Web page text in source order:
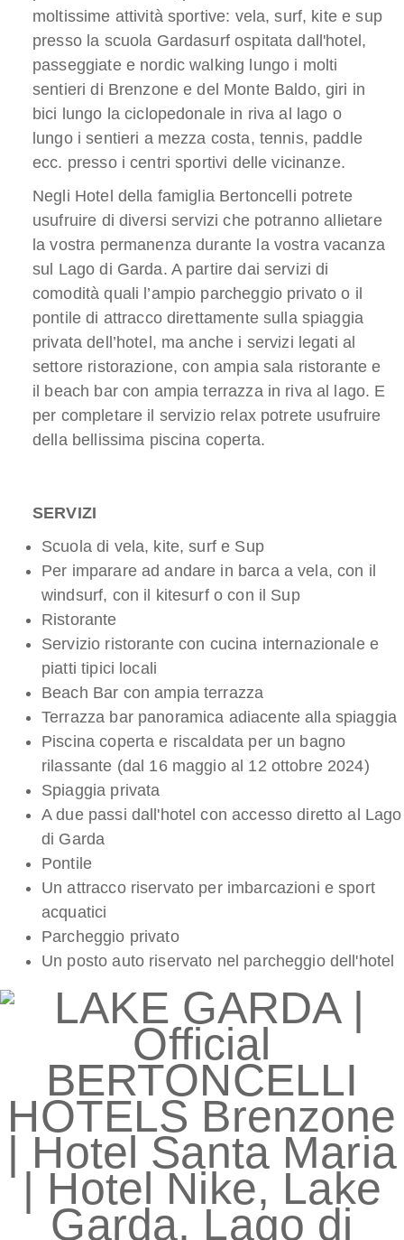
moltissime attività sportive: vela, surf, kite e sup
presso la scuola Gardasurf ospitata dall'hotel,
passeggiate e nordic walking lungo i molti
sentieri di Brenzone e del Monte Baldo, giri in
bici lungo la ciclopedonale in riva al lago o
lungo i sentieri a mezza costa, tennis, paddle
ecc. presso i centri sportivi delle vicinanze.
Negli Hotel della famiglia Bertoncelli potrete
usufruire di diversi servizi che potranno allietare
la vostra permanenza durante la vostra vacanza
sul Lago di Garda. A partire dai servizi di
comodità quali l’ampio parcheggio privato o il
pontile di attracco direttamente sulla spiaggia
privata dell’hotel, ma anche i servizi legati al
settore ristorazione, con ampia sala ristorante e
il beach bar con ampia terrazza in riva al lago. E
per completare il servizio relax potrete usufruire
della bellissima piscina coperta.
SERVIZI
Scuola di vela, kite, surf e Sup
Per imparare ad andare in barca a vela, con il
windsurf, con il kitesurf o con il Sup
Ristorante
Servizio ristorante con cucina internazionale e
piatti tipici locali
Beach Bar con ampia terrazza
Terrazza bar panoramica adiacente alla spiaggia
Piscina coperta e riscaldata per un bagno
rilassante (dal 16 maggio al 12 ottobre 2024)
Spiaggia privata
A due passi dall'hotel con accesso diretto al Lago
di Garda
Pontile
Un attracco riservato per imbarcazioni e sport
acquatici
Parcheggio privato
Un posto auto riservato nel parcheggio dell'hotel